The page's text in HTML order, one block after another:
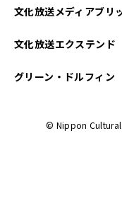
文化放送メディアブリ
文化放送エクステンド
グリーン・ドルフィン
© Nippon Cultural